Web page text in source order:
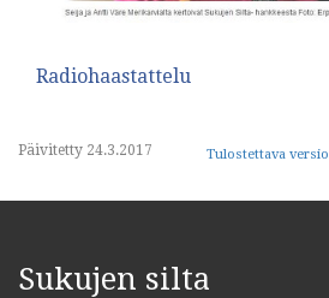
Radiohaastattelu
Päivitetty 24.3.2017 Tulostettava versio
Sukujen silta